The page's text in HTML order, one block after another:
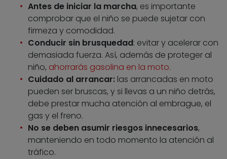
Antes de iniciar la marcha, es importante
comprobar que el niño se puede sujetar con
firmeza y comodidad.
Conducir sin brusquedad: evitar y acelerar con
demasiada fuerza. Así, además de proteger al
niño, ahorrarás gasolina en la moto.
Cuidado al arrancar: las arrancadas en moto
pueden ser bruscas, y si llevas a un niño detrás,
debe prestar mucha atención al embrague, el
gas y el freno.
No se deben asumir riesgos innecesarios,
manteniendo en todo momento la atención al
tráfico.